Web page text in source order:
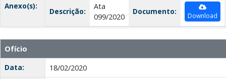
Anexo(s):
Descrição:
Ata
099/2020
Documento: Download
Ofício
Data:
18/02/2020